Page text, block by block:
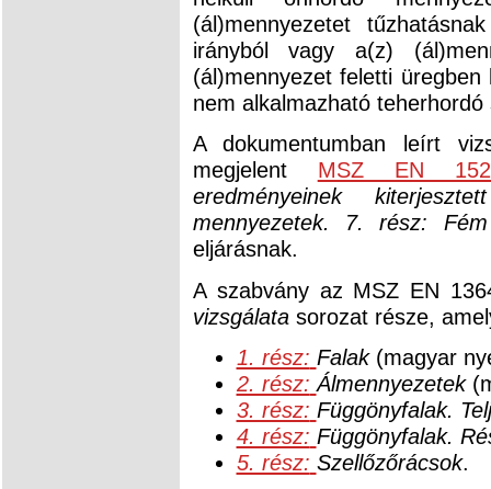
(ál)mennyezetet
irányból vagy a(z)
(ál)mennyezet feletti
nem alkalmazható
A dokumentumban leírt
megjelent MSZ EN
eredményeinek
mennyezetek. 7. rész: Fém
eljárásnak.
A szabvány az MSZ EN
vizsgálatasorozat része,
1. rész: Falak(magyar
2. rész: Álmennyezetek
3. rész: Függönyfalak.
4. rész: Függönyfalak.
5. rész: Szellőzőrácsok.